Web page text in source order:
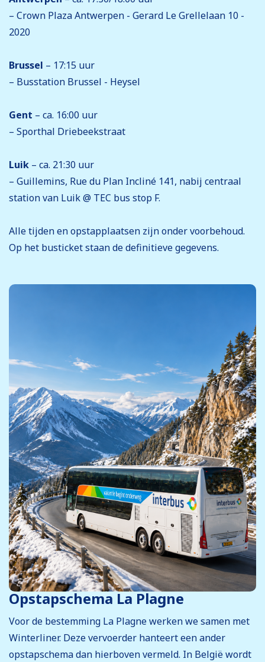
– Crown Plaza Antwerpen - Gerard Le Grellelaan 10 -
2020
Brussel – 17:15 uur
– Busstation Brussel - Heysel
Gent – ca. 16:00 uur
– Sporthal Driebeekstraat
Luik – ca. 21:30 uur
– Guillemins, Rue du Plan Incliné 141, nabij centraal
station van Luik @ TEC bus stop F.
Alle tijden en opstapplaatsen zijn onder voorbehoud.
Op het busticket staan de definitieve gegevens.
Opstapschema La Plagne
Voor de bestemming La Plagne werken we samen met
Winterliner. Deze vervoerder hanteert een ander
opstapschema dan hierboven vermeld. In België wordt